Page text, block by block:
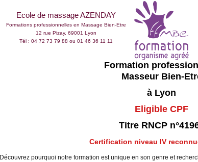
Ecole de massage AZENDAY
Formations professionnelles en Massage Bien-Etre
12 rue Pizay, 69001 Lyon
Tél : 04 72 73 79 88 ou 01 46 36 11 11
Formation
Masseur Bien-
à Lyon
Eligible CPF
Titre RNCP
Certification niveau IV
Découvrez pourquoi notre formation est unique en son genre et